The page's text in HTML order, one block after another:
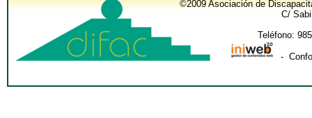
©2009 Asociación de
C/
Teléfono:
-